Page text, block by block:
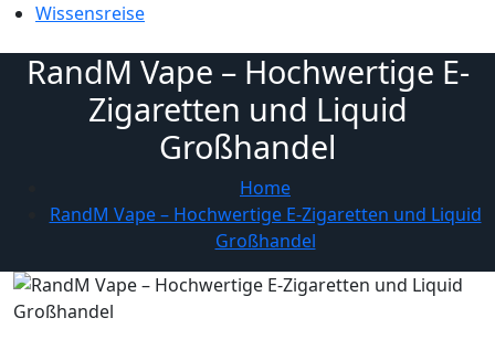
Wissensreise
RandM Vape – Hochwertige E-
Zigaretten und Liquid
Großhandel
Home
RandM Vape – Hochwertige E-Zigaretten und Liquid
Großhandel